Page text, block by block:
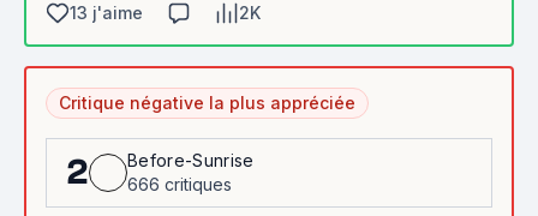
13 j'aime
2K
Critique négative la plus appréciée
2
Before-Sunrise
666 critiques